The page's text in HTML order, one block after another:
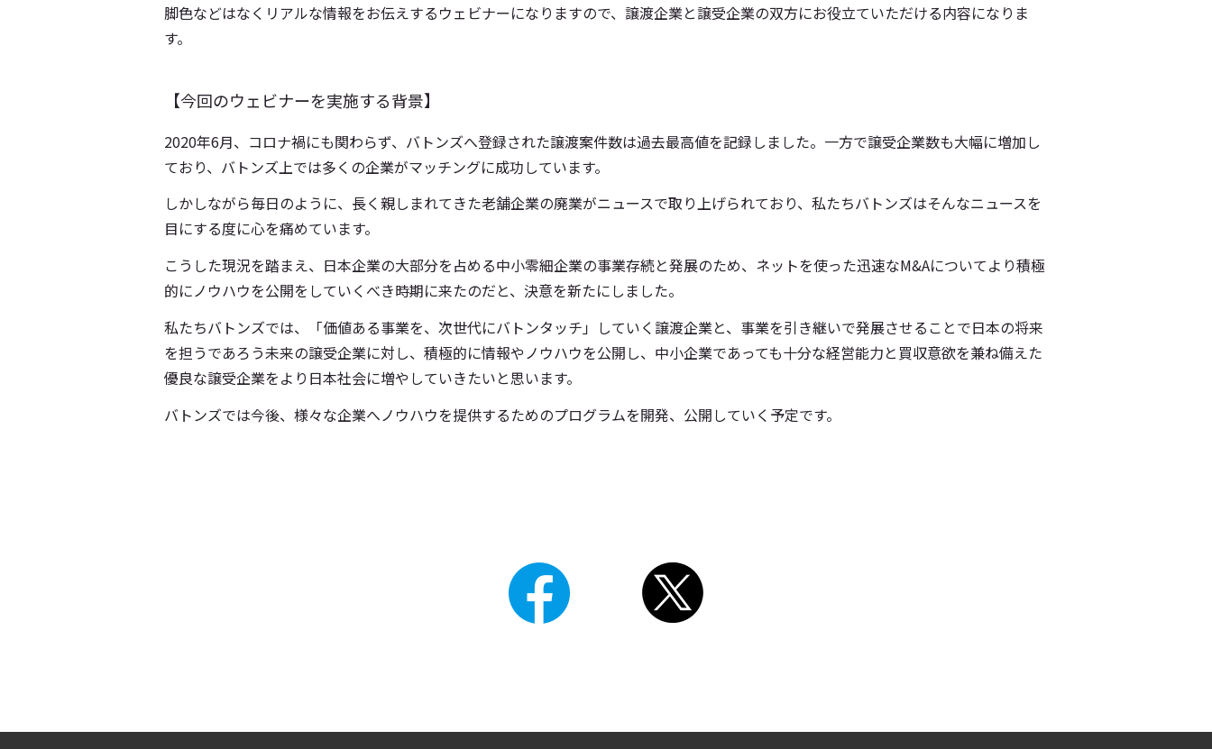
脚色などはなくリアルな情報をお伝えするウェビナーになりますので、譲渡企業と譲受企業の双方にお役立ていただける内容になりま
す。
【今回のウェビナーを実施する背景】
2020年6月、コロナ禍にも関わらず、バトンズへ登録された譲渡案件数は過去最高値を記録しました。一方で譲受企業数も大幅に増加し
ており、バトンズ上では多くの企業がマッチングに成功しています。
しかしながら毎日のように、長く親しまれてきた老舗企業の廃業がニュースで取り上げられており、私たちバトンズはそんなニュースを
目にする度に心を痛めています。
こうした現況を踏まえ、日本企業の大部分を占める中小零細企業の事業存続と発展のため、ネットを使った迅速なM&Aについてより積極
的にノウハウを公開をしていくべき時期に来たのだと、決意を新たにしました。
私たちバトンズでは、「価値ある事業を、次世代にバトンタッチ」していく譲渡企業と、事業を引き継いで発展させることで日本の将来
を担うであろう未来の譲受企業に対し、積極的に情報やノウハウを公開し、中小企業であっても十分な経営能力と買収意欲を兼ね備えた
優良な譲受企業をより日本社会に増やしていきたいと思います。
バトンズでは今後、様々な企業へノウハウを提供するためのプログラムを開発、公開していく予定です。